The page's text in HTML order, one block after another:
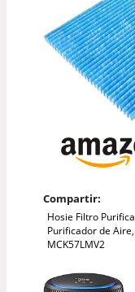
Compartir:
Hosie Filtro
Purificador de
MCK57LMV2